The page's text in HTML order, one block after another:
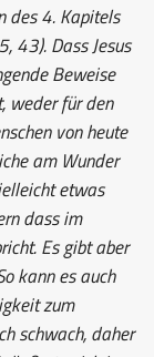
des 4. Kapitels
43). Dass Jesus
Beweise
weder für den
von heute
am Wunder
etwas
dass im
Es gibt aber
kann es auch
zum
schwach, daher